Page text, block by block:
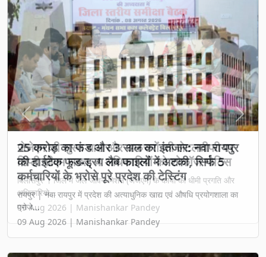
25 करोड़ का फंड और 3 साल का इंतजार: नवा रायपुर
की हाईटेक फूड-ड्रग लैब फाइलों में अटकी, सिर्फ 5
कर्मचारियों के भरोसे पूरे प्रदेश की टेस्टिंग
रायपुर | नवा रायपुर में प्रदेश की अत्याधुनिक खाद्य एवं औषधि प्रयोगशाला का
प्रोजे...
09 Aug 2026 | Manishankar Pandey
Previous Next